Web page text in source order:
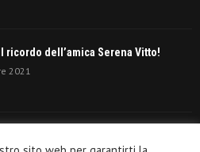
Il ricordo dell’amica Serena Vitto!
2021